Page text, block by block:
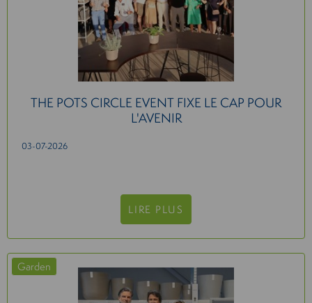
THE POTS CIRCLE EVENT FIXE LE CAP POUR
L'AVENIR
03-07-2026
LIRE PLUS
Garden